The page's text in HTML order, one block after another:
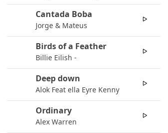
Cantada Boba
Jorge & Mateus
Birds of a Feather
Billie Eilish -
Deep down
Alok Feat ella Eyre Kenny
Ordinary
Alex Warren